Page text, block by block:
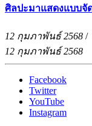
ศิลปะมาแสดงแบบจัด
12 กุมภาพันธ์ 2568 /
12 กุมภาพันธ์ 2568
Facebook
Twitter
YouTube
Instagram